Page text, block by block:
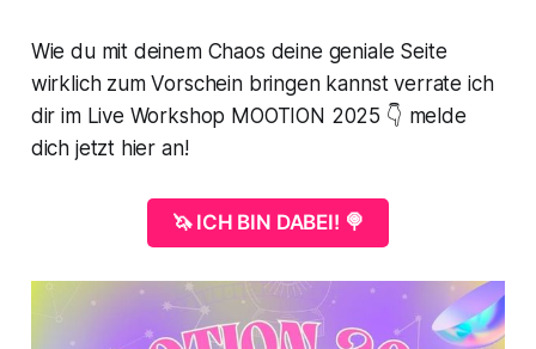
Wie du mit deinem Chaos deine geniale Seite
wirklich zum Vorschein bringen kannst verrate ich
dir im Live Workshop MOOTION 2025 👇 melde
dich jetzt hier an!
🦄 ICH BIN DABEI! 🍭